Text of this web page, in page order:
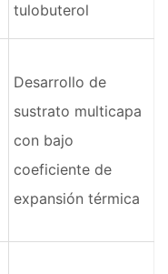
tulobuterol
Desarrollo de
sustrato multicapa
con bajo
coeficiente de
expansión térmica